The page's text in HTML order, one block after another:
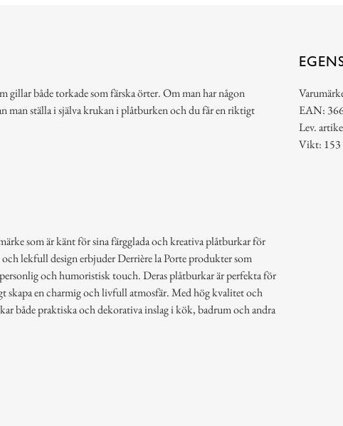
gillar både torkade som färska örter. Om man har någon
man ställa i själva krukan i plåtburken och du får en riktigt
EAN:
Lev.
Vikt: 153
som är känt för sina färgglada och kreativa plåtburkar för
lekfull design erbjuder Derrière la Porte produkter som
och humoristisk touch. Deras plåtburkar är perfekta för
skapa en charmig och livfull atmosfär. Med hög kvalitet och
både praktiska och dekorativa inslag i kök, badrum och andra